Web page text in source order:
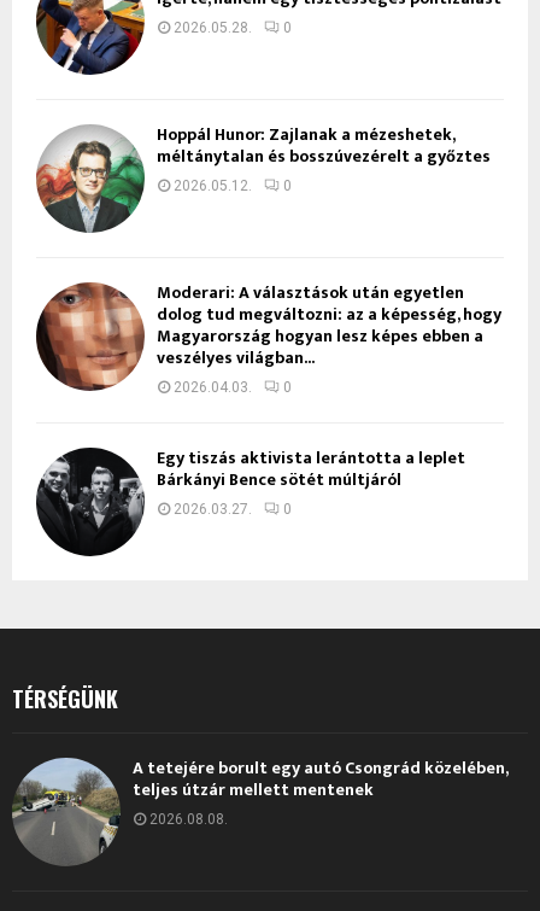
2026.05.28. 0
Hoppál Hunor: Zajlanak a mézeshetek,
méltánytalan és bosszúvezérelt a győztes
2026.05.12. 0
Moderari: A választások után egyetlen
dolog tud megváltozni: az a képesség, hogy
Magyarország hogyan lesz képes ebben a
veszélyes világban...
2026.04.03. 0
Egy tiszás aktivista lerántotta a leplet
Bárkányi Bence sötét múltjáról
2026.03.27. 0
TÉRSÉGÜNK
A tetejére borult egy autó Csongrád közelében,
teljes útzár mellett mentenek
2026.08.08.